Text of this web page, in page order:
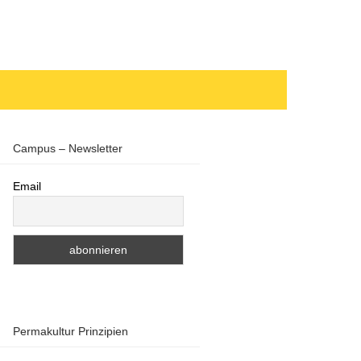
Campus – Newsletter
Email
Permakultur Prinzipien